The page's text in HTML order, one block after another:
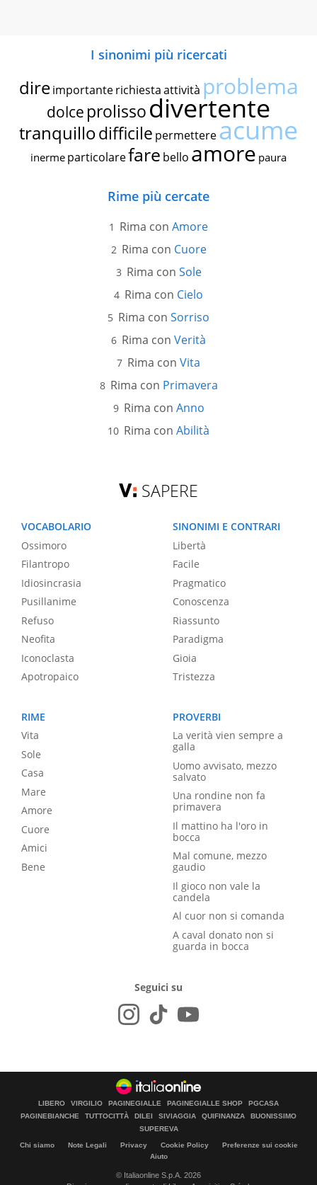
I sinonimi più ricercati
dire importante richiestaattività problema
dolce prolissodivertente
tranquillodifficile permettereacume
inerme particolarefare bello amore paura
Rime più cercate
Rima con Amore
Rima con Cuore
Rima con Sole
Rima con Cielo
Rima con Sorriso
Rima con Verità
Rima con Vita
Rima con Primavera
Rima con Anno
Rima con Abilità
SAPERE
VOCABOLARIO
Ossimoro
Filantropo
Idiosincrasia
Pusillanime
Refuso
Neofita
Iconoclasta
Apotropaico
SINONIMI E CONTRARI
Libertà
Facile
Pragmatico
Conoscenza
Riassunto
Paradigma
Gioia
Tristezza
RIME
Vita
Sole
Casa
Mare
Amore
Cuore
Amici
Bene
PROVERBI
La verità vien sempre a
galla
Uomo avvisato, mezzo
salvato
Una rondine non fa
primavera
Il mattino ha l'oro in
bocca
Mal comune, mezzo
gaudio
Il gioco non vale la
candela
Al cuor non si comanda
A caval donato non si
guarda in bocca
Seguici su
LIBERO VIRGILIO PAGINEGIALLE PAGINEGIALLE SHOP
PGCASA
PAGINEBIANCHE
TUTTOCITTÀ DILEI SIVIAGGIA QUIFINANZA
BUONISSIMO
SUPEREVA
Chi siamo Note Legali Privacy Cookie Policy
Preferenze sui cookie
Aiuto
© Italiaonline S.p.A. 2026